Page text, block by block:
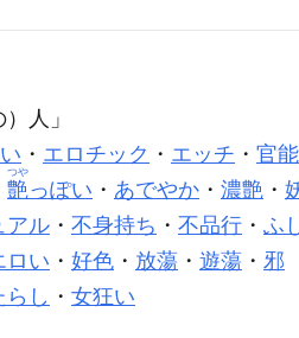
人」
・ エロチック ・ エッチ ・ 官能
艶
つや
っぽい ・ あでやか ・ 濃艶 ・
アル ・ 不身持ち ・ 不品行 ・ ふ
ロい ・ 好色 ・ 放蕩 ・ 遊蕩 ・ 邪
らし ・ 女狂い